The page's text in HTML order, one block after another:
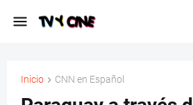
Inicio CNN en Español